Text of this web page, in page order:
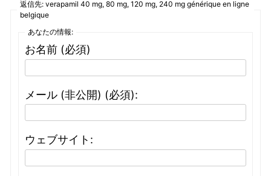
返信先: verapamil 40 mg, 80 mg, 120 mg, 240 mg générique en ligne
belgique
あなたの情報:
お名前 (必須)
メール (非公開) (必須):
ウェブサイト: